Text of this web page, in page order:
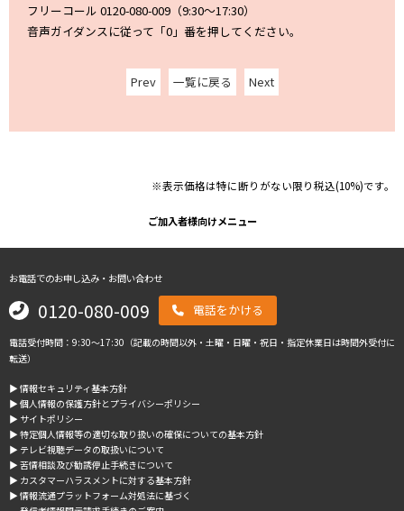
フリーコール 0120-080-009（9:30～17:30）
音声ガイダンスに従って「0」番を押してください。
Prev 一覧に戻る Next
※表示価格は特に断りがない限り税込(10%)です。
ご加入者様向けメニュー
お電話でのお申し込み・お問い合わせ
0120-080-009 電話をかける
電話受付時間：9:30～17:30（記載の時間以外・土曜・日曜・祝日・指定休業日は時間外受付に
転送）
▶︎ 情報セキュリティ基本方針
▶︎ 個人情報の保護方針とプライバシーポリシー
▶︎ サイトポリシー
▶︎ 特定個人情報等の適切な取り扱いの確保についての基本方針
▶︎ テレビ視聴データの取扱いについて
▶︎ 苦情相談及び勧誘停止手続きについて
▶︎ カスタマーハラスメントに対する基本方針
▶︎ 情報流通プラットフォーム対処法に基づく